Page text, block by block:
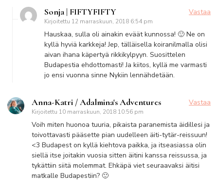
Sonja | FIFTYFIFTY
Kirjoitettu 12 marraskuun, 2018 6:54 pm
Vastaa
Hauskaa, sulla oli ainakin eväät kunnossa! 🙂 Ne on
kyllä hyviä karkkeja! Jep, tälläisella koiranilmalla olisi
aivan ihana käpertyä rikkikylpyyn. Suosittelen
Budapestia ehdottomasti! Ja kiitos, kyllä me varmasti
jo ensi vuonna sinne Nykiin lennähdetään.
Anna-Katri / Adalmina's Adventures
Kirjoitettu 10 marraskuun, 2018 10:56 pm
Vastaa
Voih miten huonoa tuuria, pikaista paranemista äidillesi ja
toivottavasti pääsette pian uudelleen äiti-tytär-reissuun!
<3 Budapest on kyllä kiehtova paikka, ja itseasiassa olin
siellä itse joitakin vuosia sitten äitini kanssa reissussa, ja
tykättiin siitä molemmat. Ehkäpä viet seuraavaksi äitisi
matkalle Budapestiin? 🙂